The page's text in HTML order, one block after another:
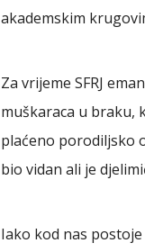
akademskim
Za vrijeme SFRJ
muškaraca u braku,
plaćeno porodiljsko
bio vidan ali je
Iako kod nas